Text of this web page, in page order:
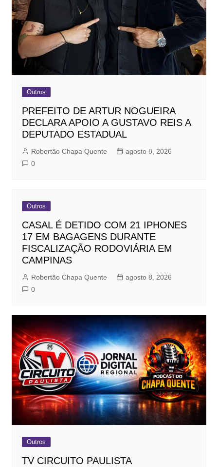
Outros
PREFEITO DE ARTUR NOGUEIRA
DECLARA APOIO A GUSTAVO REIS A
DEPUTADO ESTADUAL
Robertão Chapa Quente
agosto 8, 2026
0
Outros
CASAL É DETIDO COM 21 IPHONES
17 EM BAGAGENS DURANTE
FISCALIZAÇÃO RODOVIÁRIA EM
CAMPINAS
Robertão Chapa Quente
agosto 8, 2026
0
Outros
TV CIRCUITO PAULISTA